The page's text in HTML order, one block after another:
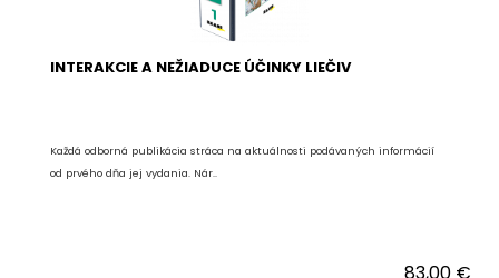
INTERAKCIE A NEŽIADUCE ÚČINKY LIEČIV
Každá odborná publikácia stráca na aktuálnosti podávaných informácií
od prvého dňa jej vydania. Nár..
83,00 €